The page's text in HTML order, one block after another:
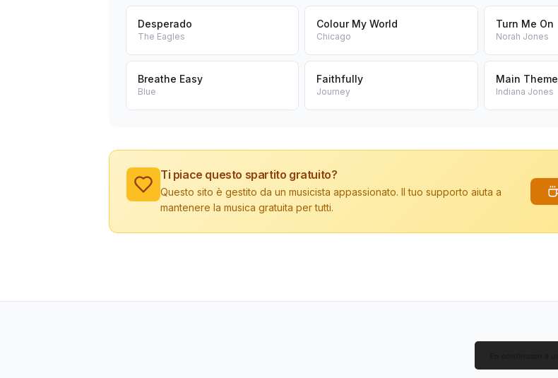
Desperado
The Eagles
Colour My World
Chicago
Turn Me On
Norah Jones
Breathe Easy
Blue
Faithfully
Journey
Main Theme
Indiana Jones
Ti piace questo spartito gratuito?
Questo sito è gestito da un musicista appassionato. Il tuo supporto aiuta a
mantenere la musica gratuita per tutti.